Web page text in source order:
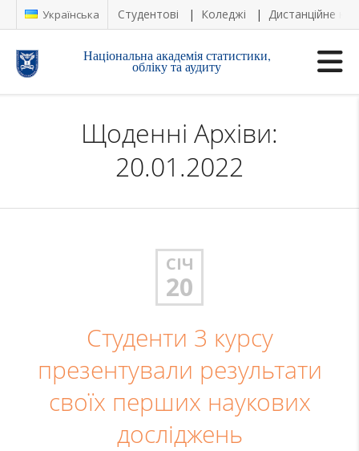
Українська Студентові Коледжі Дистанційне
Національна академія статистики,
обліку та аудиту
Щоденні Архіви:
20.01.2022
СІЧ
20
Студенти 3 курсу
презентували результати
своїх перших наукових
досліджень